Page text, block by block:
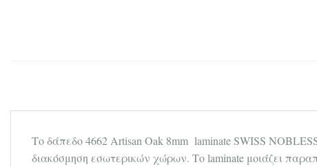
Tο δάπεδο 4662 Artisan Oak 8mm laminate SWISS
διακόσμηση εσωτερικών χώρων. Το laminate μοιάζει